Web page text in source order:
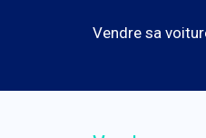
Vendre sa